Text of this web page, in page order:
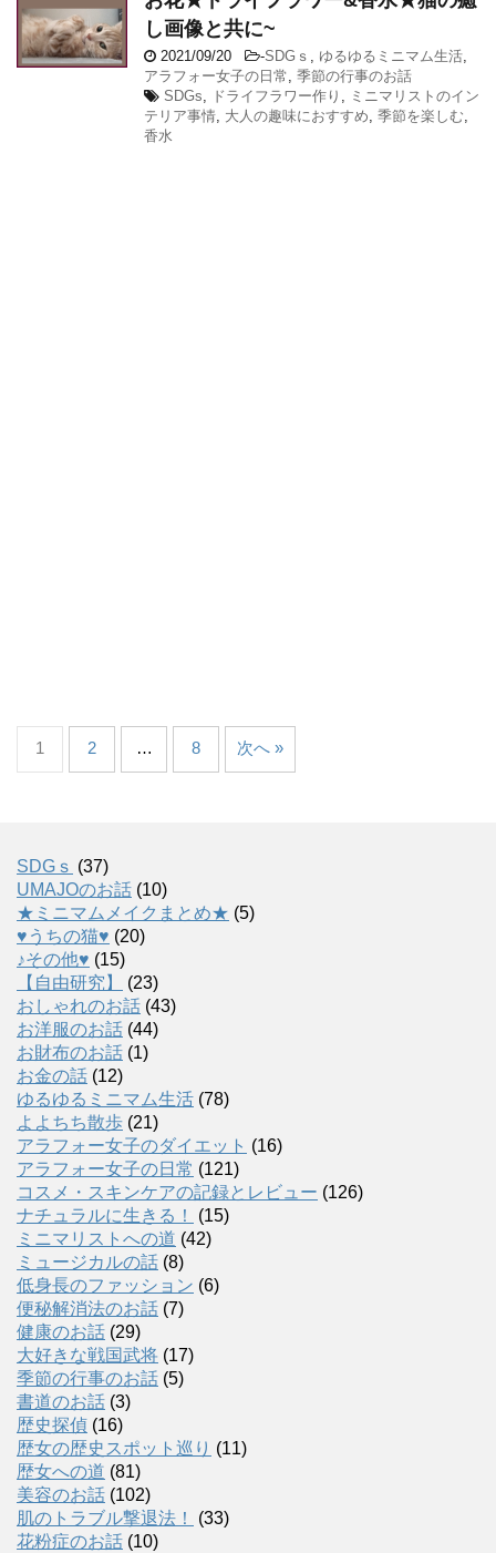
し画像と共に~
2021/09/20 -SDGｓ ゆるゆるミニマム生活
アラフォー女子の日常 季節の行事のお話
SDGs
ドライフラワー作り
ミニマリストのイン
テリア事情 大人の趣味におすすめ 季節を楽しむ
香水
1 2 … 8 次へ »
SDGｓ (37)
UMAJOのお話 (10)
★ミニマムメイクまとめ★ (5)
♥うちの猫♥ (20)
♪その他♥ (15)
【自由研究】
(23)
おしゃれのお話 (43)
お洋服のお話 (44)
お財布のお話 (1)
お金の話 (12)
ゆるゆるミニマム生活 (78)
よよちち散歩 (21)
アラフォー女子のダイエット (16)
アラフォー女子の日常 (121)
コスメ・スキンケアの記録とレビュー (126)
ナチュラルに生きる！
(15)
ミニマリストへの道 (42)
ミュージカルの話 (8)
低身長のファッション (6)
便秘解消法のお話 (7)
健康のお話 (29)
大好きな戦国武将 (17)
季節の行事のお話 (5)
書道のお話 (3)
歴史探偵 (16)
歴女の歴史スポット巡り (11)
歴女への道 (81)
美容のお話 (102)
肌のトラブル撃退法！
(33)
花粉症のお話 (10)